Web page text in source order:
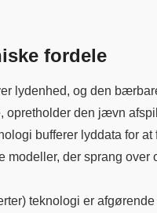
fordele
lydenhed, og den
opretholder den jævn
bufferer lyddata for at
der sprang over
teknologi er